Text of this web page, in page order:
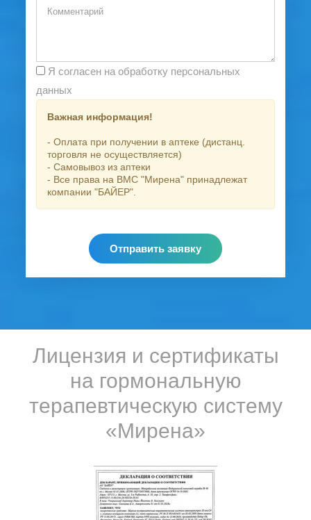
данных
Важная информация!
- Оплата при получении в аптеке (дистанц.
торговля не осуществляется)
- Самовывоз из аптеки
- Все права на ВМС "Мирена" принадлежат
компании "БАЙЕР".
Отправить заявку
Лицензия и сертификаты
на гормональную
терапевтическую систему
«Мирена»